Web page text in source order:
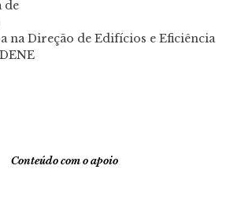
de
na Direção de Edifícios e Eficiência
Conteúdo com o apoio